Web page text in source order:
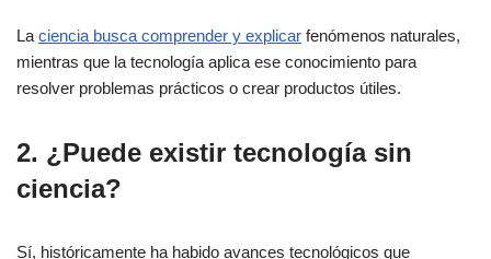
La ciencia busca comprender y explicar fenómenos naturales,
mientras que la tecnología aplica ese conocimiento para
resolver problemas prácticos o crear productos útiles.
2. ¿Puede existir tecnología sin
ciencia?
Sí, históricamente ha habido avances tecnológicos que